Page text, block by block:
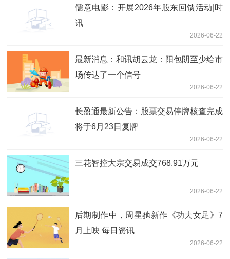
儒意电影：开展2026年股东回馈活动|时
讯
2026-06-22
最新消息：和讯胡云龙：阳包阴至少给市
场传达了一个信号
2026-06-22
长盈通最新公告：股票交易停牌核查完成
将于6月23日复牌
2026-06-22
三花智控大宗交易成交768.91万元
2026-06-22
后期制作中，周星驰新作《功夫女足》7
月上映 每日资讯
2026-06-22